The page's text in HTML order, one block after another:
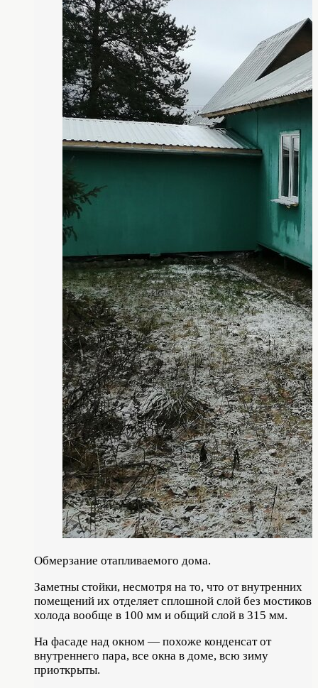
Обмерзание отапливаемого дома.
Заметны стойки, несмотря на то, что от внутренних
помещений их отделяет сплошной слой без мостиков
холода вообще в 100 мм и общий слой в 315 мм.
На фасаде над окном — похоже конденсат от
внутреннего пара, все окна в доме, всю зиму
приоткрыты.